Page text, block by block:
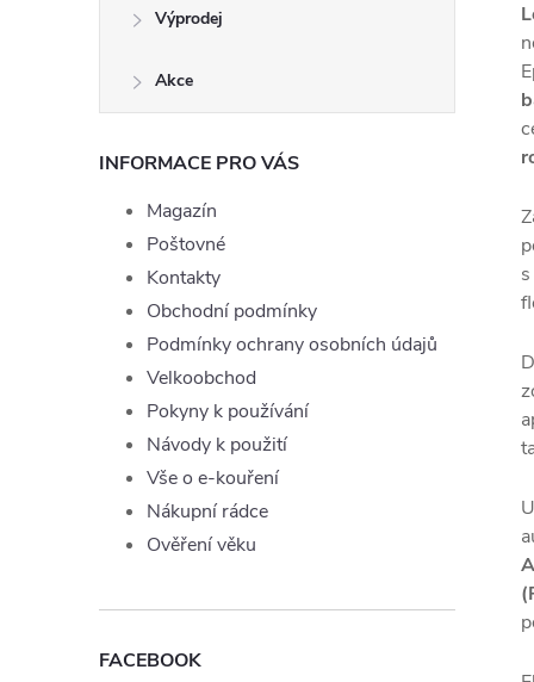
Výprodej
Akce
INFORMACE PRO VÁS
Magazín
Poštovné
Kontakty
Obchodní podmínky
Podmínky ochrany osobních údajů
Velkoobchod
Pokyny k používání
Návody k použití
Vše o e-kouření
Nákupní rádce
Ověření věku
FACEBOOK